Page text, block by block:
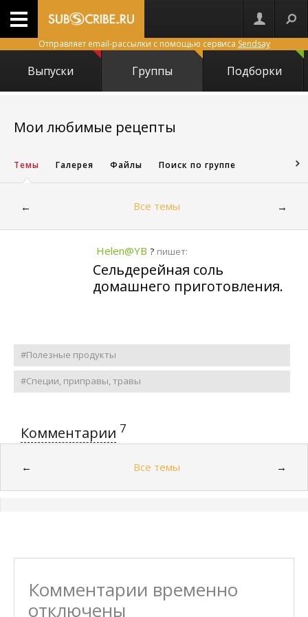
Отправляет email-рассылки с помощью сервиса Sendsay
Выпуски Группы Подборки
Мои любимые рецепты
Темы Галерея Файлы Поиск по группе
← Все темы →
Helen@YB ? пишет:
Сельдерейная соль
домашнего приготовления.
#Полезные продукты
#Специи, приправы, травы
Комментарии 7
← Все темы →
Комментарии временно
отключены